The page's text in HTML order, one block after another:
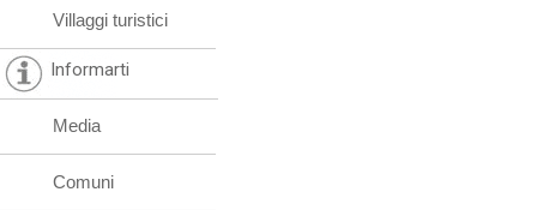
Villaggi turistici
Informarti
Media
Comuni